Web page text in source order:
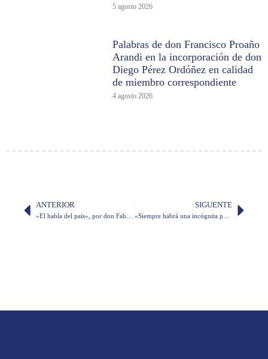
5 agosto 2026
Palabras de don Francisco Proaño
Arandi en la incorporación de don
Diego Pérez Ordóñez en calidad
de miembro correspondiente
4 agosto 2026
ANTERIOR SIGUENTE